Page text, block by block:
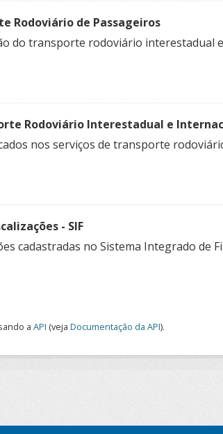
Rodoviário de Passageiros
do transporte rodoviário interestadual
Rodoviário Interestadual e
nos serviços de transporte
- SIF
cadastradas no Sistema Integrado de
a API (veja Documentação da API).